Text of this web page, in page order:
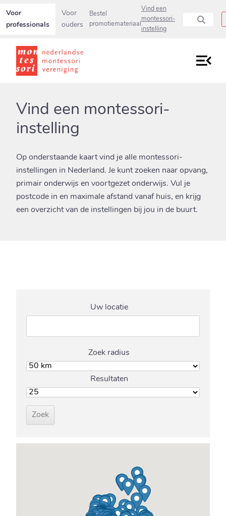
Vind een montessori-
instelling
Op onderstaande kaart vind je alle montessori-
instellingen in Nederland. Je kunt zoeken naar opvang,
primair onderwijs en voortgezet onderwijs. Vul je
postcode in en maximale afstand vanaf huis, en krijg
een overzicht van de instellingen bij jou in de buurt.
Uw locatie
Zoek radius
Resultaten
Secundaire navigatiemenu overslaan en direct naar pagina
Voor
professionals
Voor
ouders
Bestel
promotiemateriaal
Vind een
montessori-
instelling(current)